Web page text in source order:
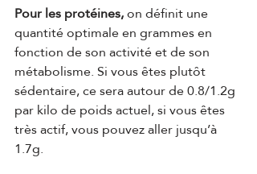
Pour les protéines, on définit une
quantité optimale en grammes en
fonction de son activité et de son
métabolisme. Si vous êtes plutôt
sédentaire, ce sera autour de 0.8/1.2g
par kilo de poids actuel, si vous êtes
très actif, vous pouvez aller jusqu’à
1.7g.